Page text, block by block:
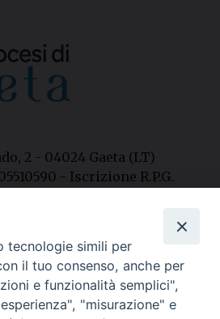
2 - 04024 Gaeta (LT)
- Iscrizione R.P.G.
tecnologie simili per
il tuo consenso, anche per
e funzionalità semplici",
"misurazione" e